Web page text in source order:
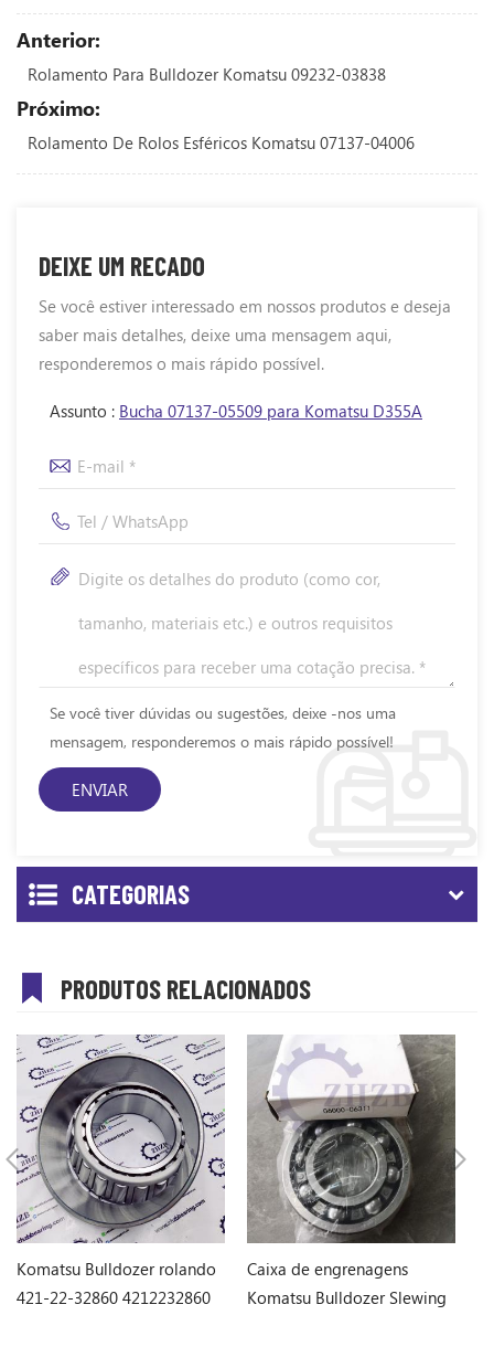
Anterior:
Rolamento Para Bulldozer Komatsu 09232-03838
Próximo:
Rolamento De Rolos Esféricos Komatsu 07137-04006
DEIXE UM RECADO
Se você estiver interessado em nossos produtos e deseja
saber mais detalhes, deixe uma mensagem aqui,
responderemos o mais rápido possível.
Assunto : Bucha 07137-05509 para Komatsu D355A
Se você tiver dúvidas ou sugestões, deixe -nos uma
mensagem, responderemos o mais rápido possível!
CATEGORIAS
PRODUTOS RELACIONADOS
Komatsu Bulldozer rolando
421-22-32860 4212232860
Caixa de engrenagens
Komatsu Bulldozer Slewing